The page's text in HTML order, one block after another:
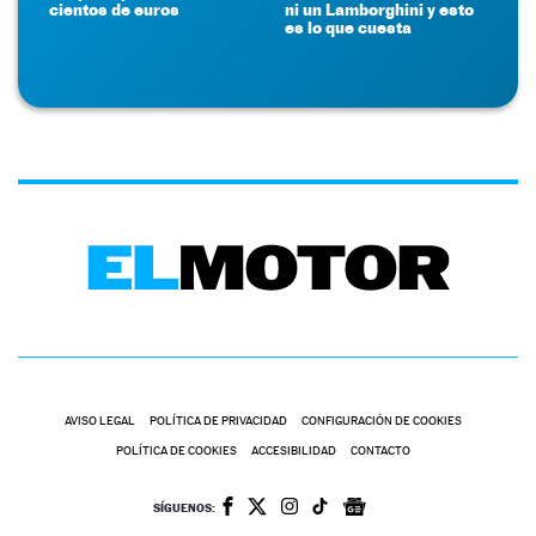
cientos de euros
ni un Lamborghini y esto
es lo que cuesta
AVISO LEGAL POLÍTICA DE PRIVACIDAD CONFIGURACIÓN DE COOKIES
POLÍTICA DE COOKIES ACCESIBILIDAD CONTACTO
SÍGUENOS: